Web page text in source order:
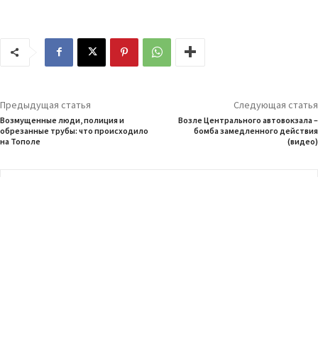
Предыдущая статья
Возмущенные люди, полиция и
обрезанные трубы: что происходило
на Тополе
Следующая статья
Возле Центрального автовокзала –
бомба замедленного действия
(видео)